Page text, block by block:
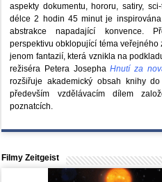
aspekty dokumentu, hororu, satiry,
délce 2 hodin 45 minut je
abstrakce napadající konvence.
perspektivu obklopující téma
jenom fantazií, která vznikla na
režiséra Petera JosephaHnutí za
rozšiřuje akademický obsah knihy
především vzdělávacím dílem
poznatcích.
Filmy Zeitgeist